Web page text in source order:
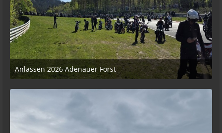
Anlassen 2026 Adenauer Forst
27. April 2026 um 08:12
1